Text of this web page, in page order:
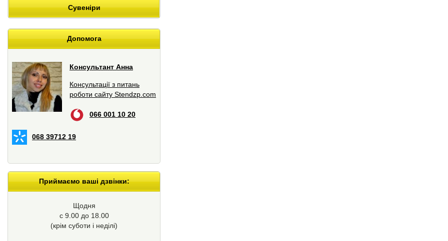
Сувеніри
Допомога
Консультант Анна
Консультації з питань
роботи сайту Stendzp.com
066 001 10 20
068 39712 19
Приймаємо ваші дзвінки:
Щодня
с 9.00 до 18.00
(крім суботи і неділі)